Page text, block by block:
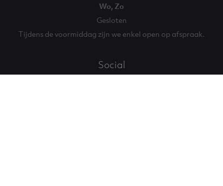
Wo, Zo
Gesloten
Tijdens de voormiddag zijn we enkel open op afspraak.
Social